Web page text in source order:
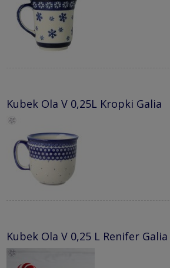
Kubek Ola V 0,25L Kropki Galia
Kubek Ola V 0,25 L Renifer Galia